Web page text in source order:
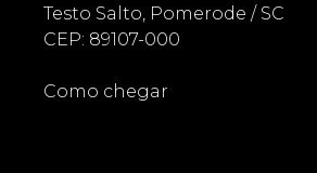
Testo Salto, Pomerode / SC
CEP: 89107-000
Como chegar